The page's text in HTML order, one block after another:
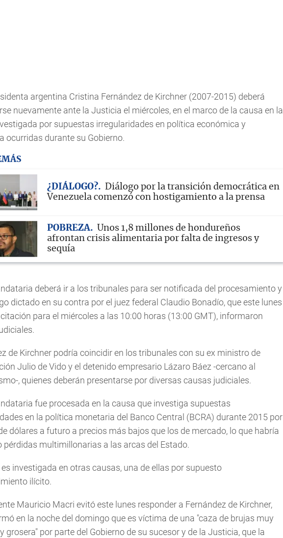
argentina Cristina Fernández de Kirchner (2007-2015) deberá
nuevamente ante la Justicia el miércoles, en el marco de la causa en la
por supuestas irregularidades en política económica y
ocurridas durante su Gobierno.
¿DIÁLOGO?
Diálogo por la transición democrática en
Venezuela comenzó con hostigamiento a la prensa
POBREZA
Unos 1,8 millones de hondureños
afrontan crisis alimentaria por falta de ingresos y
sequía
deberá ir a los tribunales para ser notificada del procesamiento y
dictado en su contra por el juez federal Claudio Bonadío, que este lunes
para el miércoles a las 10:00 horas (13:00 GMT), informaron
de Kirchner podría coincidir en los tribunales con su ex ministro de
Julio de Vido y el detenido empresario Lázaro Báez -cercano al
, quienes deberán presentarse por diversas causas judiciales.
fue procesada en la causa que investiga supuestas
en la política monetaria del Banco Central (BCRA) durante 2015 por
dólares a futuro a precios más bajos que los de mercado, lo que habría
pérdidas multimillonarias a las arcas del Estado.
investigada en otras causas, una de ellas por supuesto
ilícito.
Mauricio Macri evitó este lunes responder a Fernández de Kirchner,
en la noche del domingo que es víctima de una "caza de brujas muy
grosera" por parte del Gobierno de su sucesor y de la Justicia, que la